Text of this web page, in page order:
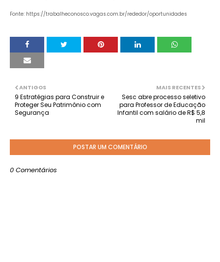
Fonte: https://trabalheconosco.vagas.com.br/rededor/oportunidades
MAIS RECENTES
Sesc abre processo seletivo
para Professor de Educação
Infantil com salário de R$ 5,8
mil
ANTIGOS
9 Estratégias para Construir e
Proteger Seu Patrimônio com
Segurança
POSTAR UM COMENTÁRIO
0 Comentários